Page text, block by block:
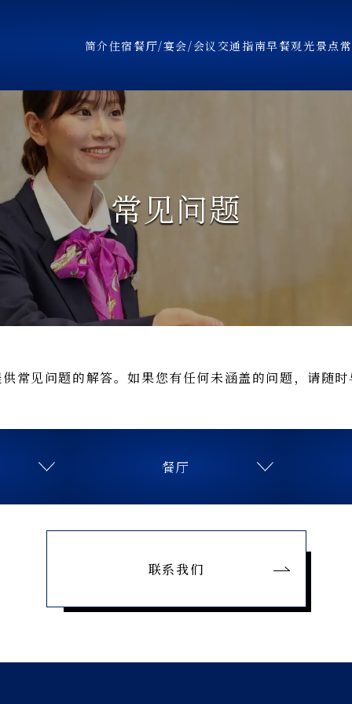
简介住宿餐厅/宴会/会议 交通指南早餐观光景点
常见问题
常见问题的解答。如果您有任何未涵盖的问题，请随时
餐厅
联系我们